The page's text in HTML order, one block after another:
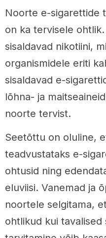
Noorte e-sigarettide
on ka tervisele
sisaldavad nikotiini,
organismidele eriti
sisaldavad e-
lõhna- ja
noorte tervist.
Seetõttu on oluline,
teadvustataks e-
ohtusid ning
eluviisi. Vanemad ja
noortele selgitama,
ohtlikud kui